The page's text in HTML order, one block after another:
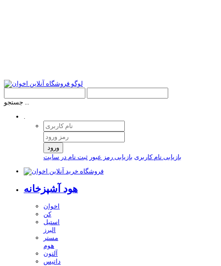
جستجو ...
.
ورود
بازیابی نام کاربری بازیابی رمز عبور ثبت نام در سایت
هود آشپزخانه
اخوان
کن
استیل
البرز
مستر
هوم
آلتون
داتیس